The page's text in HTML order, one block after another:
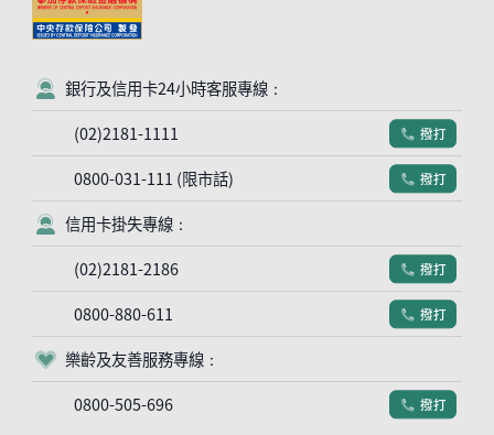
客服符號
銀行及信用卡24小時客服專線：
(02)2181-1111
電話符號
撥打
0800-031-111 (限市話) 電話符號
撥打
客服符號
信用卡掛失專線：
(02)2181-2186
電話符號
撥打
0800-880-611 電話符號
撥打
客服符號
樂齡及友善服務專線：
0800-505-696
電話符號
撥打